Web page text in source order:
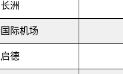
长洲
际机场
启德